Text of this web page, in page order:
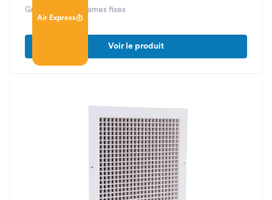
Air Express
Grille applique à lames fixes
Voir le produit